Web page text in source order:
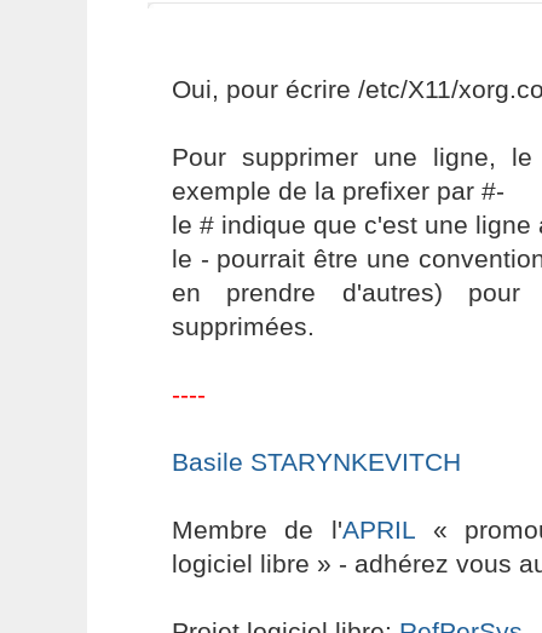
Oui, pour écrire /etc/X11/
Pour supprimer une ligne,
exemple de la prefixer par #-
le # indique que c'est une ligne
le - pourrait être une
en prendre d'autres) pour
supprimées.
----
Basile STARYNKEVITCH
Membre de l'APRIL «
logiciel libre » - adhérez vous